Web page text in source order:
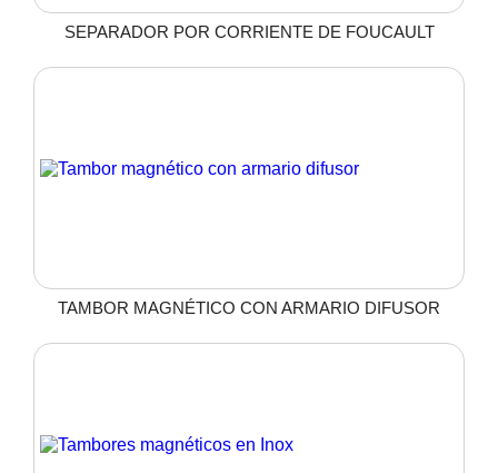
SEPARADOR POR CORRIENTE DE FOUCAULT
TAMBOR MAGNÉTICO CON ARMARIO DIFUSOR